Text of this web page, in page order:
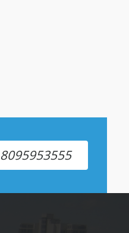
8095953555